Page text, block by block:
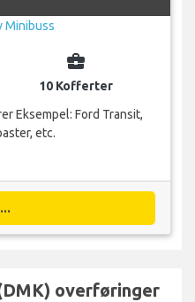
business_center
10 Kofferter
Eksempel: Ford Transit,
etc.
overføringer